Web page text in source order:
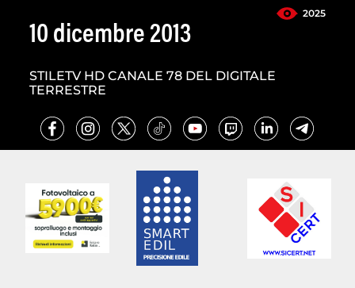
2025
10 dicembre 2013
STILETV HD CANALE 78 DEL DIGITALE
TERRESTRE